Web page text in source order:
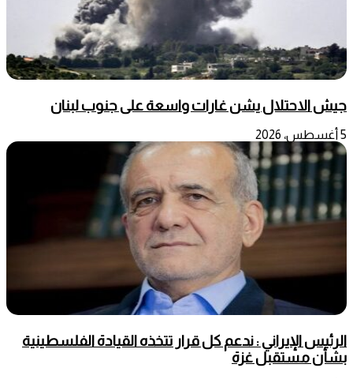
جيش الاحتلال يشن غارات واسعة على جنوب لبنان
5 أغسطس، 2026
الرئيس الإيراني : ندعم كل قرار تتخذه القيادة الفلسطينية
بشأن مستقبل غزة